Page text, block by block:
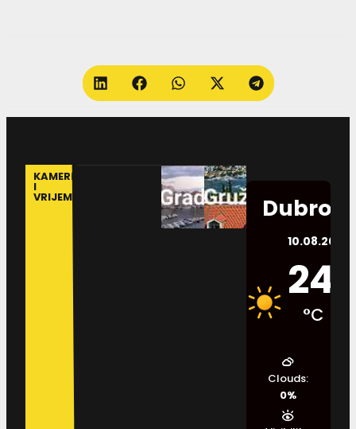
KAMERE
I
VRIJEME
10.08.2026.
24
°C
Clouds:
0%